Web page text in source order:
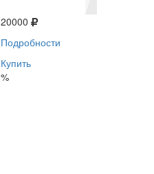
20000
Подробности
Купить
%